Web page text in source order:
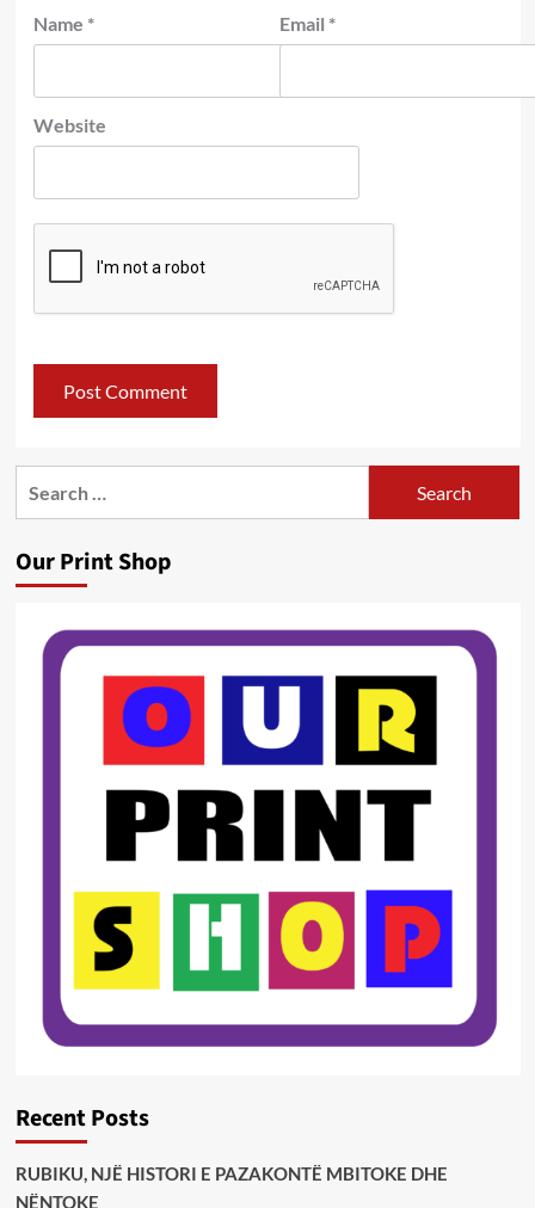
Name * Email *
Website
Our Print Shop
Recent Posts
RUBIKU, NJË HISTORI E PAZAKONTË MBITOKE DHE
NËNTOKE